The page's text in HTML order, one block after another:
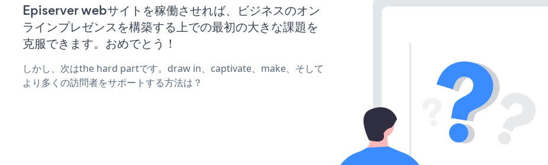
Episerver webサイトを稼働させれば、ビジネスのオン
ラインプレゼンスを構築する上での最初の大きな課題を
克服できます。おめでとう！
しかし、次はthe hard partです。draw in、captivate、make、そして
より多くの訪問者をサポートする方法は？